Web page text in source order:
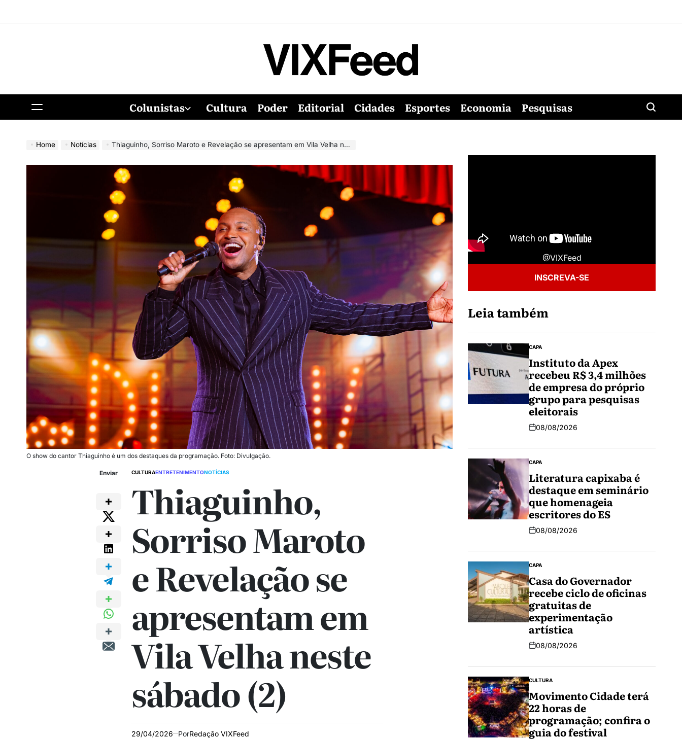
Colunistas Cultura Poder Editorial Cidades Esportes Economia Pesquisas
Home Notícias Thiaguinho, Sorriso Maroto e Revelação se apresentam em Vila Velha neste sábado (2)
O show do cantor Thiaguinho é um dos destaques da programação. Foto: Divulgação.
Enviar CULTURAENTRETENIMENTONOTÍCIAS
Thiaguinho,
Sorriso Maroto
e Revelação se
apresentam em
Vila Velha neste
sábado (2)
29/04/2026 PorRedação VIXFeed
@VIXFeed
INSCREVA-SE
Leia também
CAPA
Instituto da Apex
recebeu R$ 3,4 milhões
de empresa do próprio
grupo para pesquisas
eleitorais
08/08/2026
CAPA
Literatura capixaba é
destaque em seminário
que homenageia
escritores do ES
08/08/2026
CAPA
Casa do Governador
recebe ciclo de oficinas
gratuitas de
experimentação
artística
08/08/2026
CULTURA
Movimento Cidade terá
22 horas de
programação; confira o
guia do festival